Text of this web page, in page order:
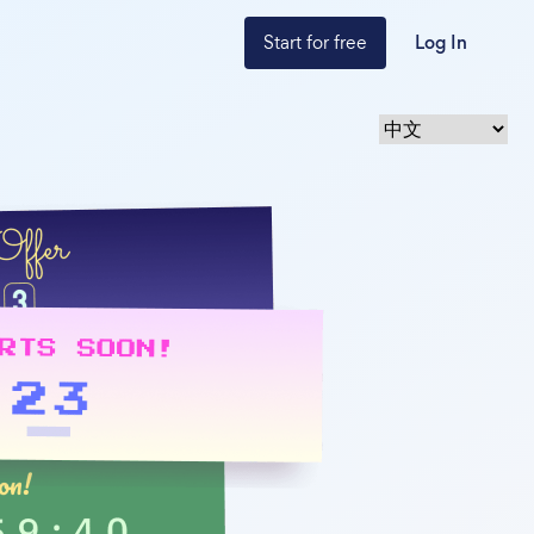
Start for free Log In